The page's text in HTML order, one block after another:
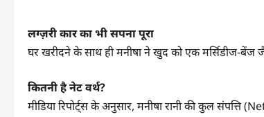
लग्ज़री कार का भी सपना पूरा
घर खरीदने के साथ ही मनीषा ने खुद को एक मर्सिडीज-बेंज
कितनी है नेट वर्थ?
मीडिया रिपोर्ट्स के अनुसार, मनीषा रानी की कुल